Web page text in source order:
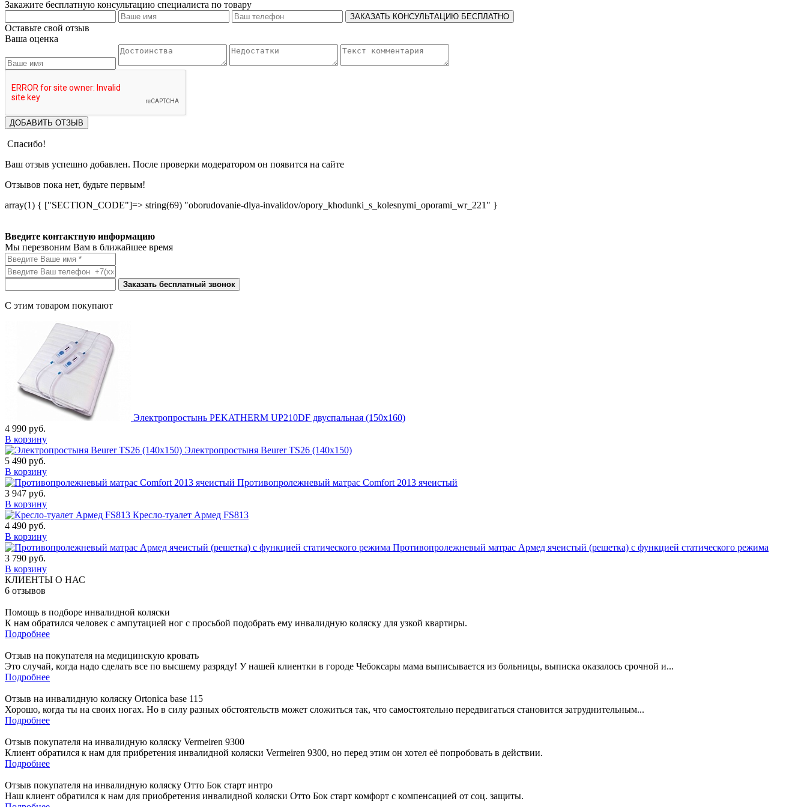
Закажите бесплатную консультацию специалиста по товару
ЗАКАЗАТЬ КОНСУЛЬТАЦИЮ БЕСПЛАТНО
Оставьте свой отзыв
Ваша оценка
ДОБАВИТЬ ОТЗЫВ
Спасибо!
Ваш отзыв успешно добавлен. После проверки модератором он появится на сайте
Отзывов пока нет, будьте первым!
array(1) { ["SECTION_CODE"]=> string(69) "oborudovanie-dlya-invalidov/opory_khodunki_s_kolesnymi_oporami_wr_221" }
Введите контактную информацию
Мы перезвоним Вам в ближайшее время
Заказать бесплатный звонок
С этим товаром покупают
Электропростынь PEKATHERM UP210DF двуспальная (150x160)
4 990 руб.
В корзину
Электропростыня Beurer TS26 (140x150)
5 490 руб.
В корзину
Противопролежневый матрас Comfort 2013 ячеистый
3 947 руб.
В корзину
Кресло-туалет Армед FS813
4 490 руб.
В корзину
Противопролежневый матрас Армед ячеистый (решетка) с функцией статического режима
3 790 руб.
В корзину
КЛИЕНТЫ О НАС
6 отзывов
Помощь в подборе инвалидной коляски
К нам обратился человек с ампутацией ног с просьбой подобрать ему инвалидную коляску для узкой квартиры.
Подробнее
Отзыв на покупателя на медицинскую кровать
Это случай, когда надо сделать все по высшему разряду! У нашей клиентки в городе Чебоксары мама выписывается из больницы, выписка оказалось срочной и...
Подробнее
Отзыв на инвалидную коляску Ortonica base 115
Хорошо, когда ты на своих ногах. Но в силу разных обстоятельств может сложиться так, что самостоятельно передвигаться становится затруднительным...
Подробнее
Отзыв покупателя на инвалидную коляску Vermeiren 9300
Клиент обратился к нам для прибретения инвалидной коляски Vermeiren 9300, но перед этим он хотел её попробовать в действии.
Подробнее
Отзыв покупателя на инвалидную коляску Отто Бок старт интро
Наш клиент обратился к нам для приобретения инвалидной коляски Отто Бок старт комфорт с компенсацией от соц. защиты.